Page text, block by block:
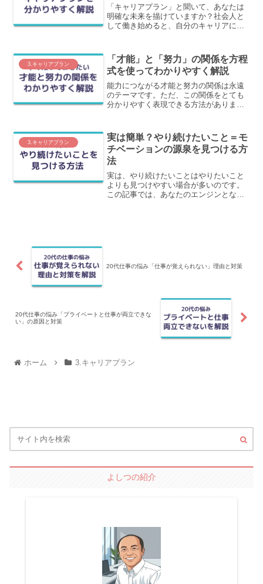
「キャリアプラン」と聞いて、あなたは
明確な未来を描けていますか？社会人と
して働き始めると、自分のキャリアにつ
ミング」について、具体的なヒントを提
供します。
3.キャリアプラン
「才能」と「努力」の関係を方程
式を使ってわかりやすく解説
能力につながる才能と努力の関係は永遠
のテーマです。ただ、この関係をとても
分かりやすく表現できる方法がありま
す。
3.キャリアプラン
実は簡単？やり続けたいこと＝モ
チベーションの源泉を見つける方
法
実は、やり続けたいことはやりたいこと
よりも見つけやすい場合が多いのです。
この記事では、あなたのエンジンとなる
20代仕事の悩み「仕事が覚えられない」理由と対策
20代仕事の悩み「プライベートと仕事が両立できな
い」の原因と対策
ホーム 3.キャリアプラン
よしつの紹介